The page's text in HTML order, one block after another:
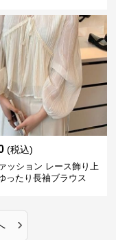
(税込)
ッション レース飾り上
ったり長袖ブラウス
›